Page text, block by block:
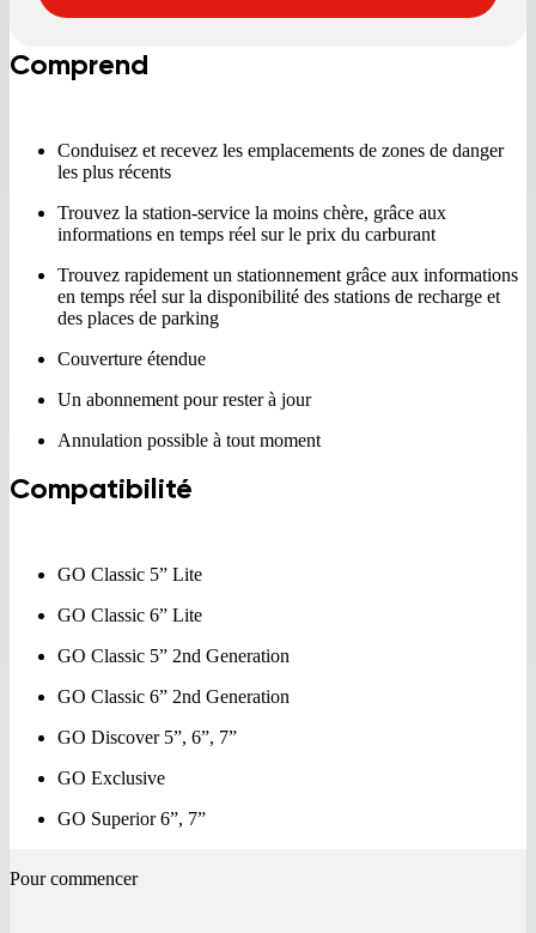
Comprend
Conduisez et recevez les emplacements de zones de danger
les plus récents
Trouvez la station-service la moins chère, grâce aux
informations en temps réel sur le prix du carburant
Trouvez rapidement un stationnement grâce aux informations
en temps réel sur la disponibilité des stations de recharge et
des places de parking
Couverture étendue
Un abonnement pour rester à jour
Annulation possible à tout moment
Compatibilité
GO Classic 5” Lite
GO Classic 6” Lite
GO Classic 5” 2nd Generation
GO Classic 6” 2nd Generation
GO Discover 5”, 6”, 7”
GO Exclusive​
GO Superior 6”, 7”
Pour commencer